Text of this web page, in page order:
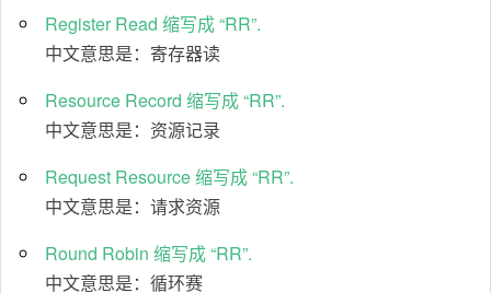
Register Read 缩写成 “RR”.
中文意思是：寄存器读
Resource Record 缩写成 “RR”.
中文意思是：资源记录
Request Resource 缩写成 “RR”.
中文意思是：请求资源
Round Robin 缩写成 “RR”.
中文意思是：循环赛